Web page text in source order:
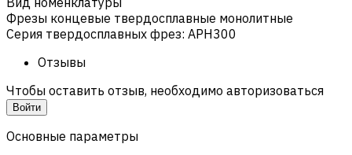
Фрезы концевые твердосплавные монолитные
Серия твердосплавных фрез: APH300
Отзывы
Чтобы оставить отзыв, необходимо авторизоваться
Войти
Основные параметры